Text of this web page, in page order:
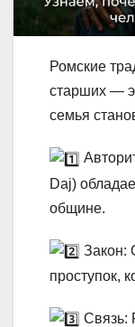
Ромские
старших —
семья
Daj)
общине.
Закон:
проступок,
Связь: